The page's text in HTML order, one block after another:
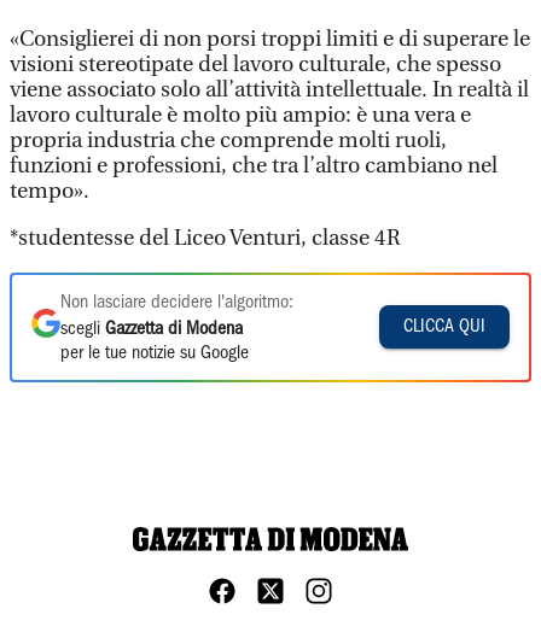
«Consiglierei di non porsi troppi limiti e di superare le
visioni stereotipate del lavoro culturale, che spesso
viene associato solo all’attività intellettuale. In realtà il
lavoro culturale è molto più ampio: è una vera e
propria industria che comprende molti ruoli,
funzioni e professioni, che tra l’altro cambiano nel
tempo».
*studentesse del Liceo Venturi, classe 4R
Non lasciare decidere l'algoritmo:
scegli Gazzetta di Modena
per le tue notizie su Google
CLICCA QUI